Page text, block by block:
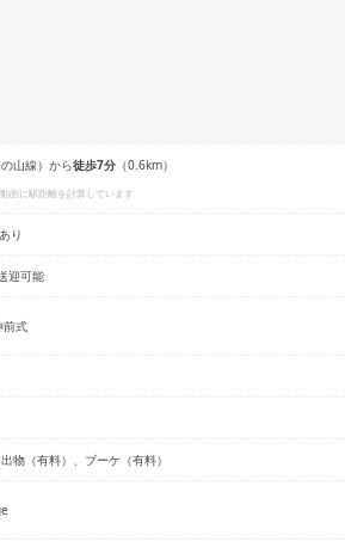
山線） から徒歩7分 （0.6km）
的に駅距離を計算しています
り
迎可能
前式
物（有料）、ブーケ（有料）